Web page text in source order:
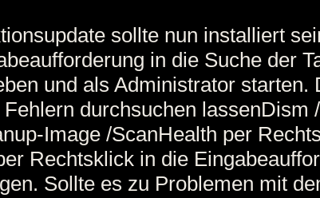
sollte nun installiert
in die Suche der
und als Administrator starten.
Fehlern durchsuchen lassenDism
Image /ScanHealth per
Rechtsklick in die
Sollte es zu Problemen mit